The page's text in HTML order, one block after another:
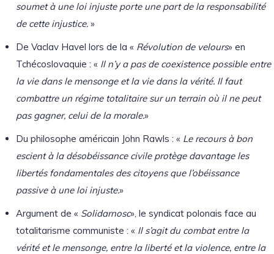
soumet à une loi injuste porte une part de la responsabilité
de cette injustice. »
De Vaclav Havel lors de la « Révolution de velours» en
Tchécoslovaquie : « Il n’y a pas de coexistence possible entre
la vie dans le mensonge et la vie dans la vérité. Il faut
combattre un régime totalitaire sur un terrain où il ne peut
pas gagner, celui de la morale.»
Du philosophe américain John Rawls : « Le recours à bon
escient à la désobéissance civile protège davantage les
libertés fondamentales des citoyens que l’obéissance
passive à une loi injuste.»
Argument de « Solidarnosc», le syndicat polonais face au
totalitarisme communiste : « Il s’agit du combat entre la
vérité et le mensonge, entre la liberté et la violence, entre la